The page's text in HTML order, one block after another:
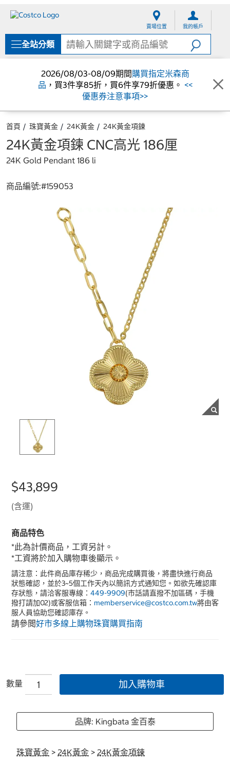
單
賣場位置 我的帳戶
全站分類
2026/08/03-08/09期間購買指定米森商
品 ，買3件享85折，買6件享79折優惠。 <<
優惠券注意事項>>
首頁 珠寶黃金 24K黃金 24K黃金項鍊
24K黃金項鍊 CNC高光 186厘
24K Gold Pendant 186 li
商品編號:#159053
$43,899
(含運)
商品特色
*此為計價商品，工資另計。
*工資將於加入購物車後顯示。
請注意：此件商品庫存稀少，商品完成購買後，將盡快進行商品
狀態確認，並於3~5個工作天內以簡訊方式通知您。如欲先確認庫
存狀態，請洽客服專線： 449-9909(市話請直撥不加區碼，手機
撥打請加02)或客服信箱： memberservice@costco.com.tw將由客
服人員協助您確認庫存。
請參閲好市多線上購物珠寶購買指南
數量 加入購物車
品牌: Kingbata 金百泰
珠寶黃金 > 24K黃金 > 24K黃金項鍊